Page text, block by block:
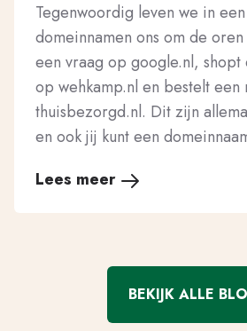
Tegenwoordig leven we in
domeinnamen ons om de
een vraag op google.nl, shopt
op wehkamp.nl en bestelt een
thuisbezorgd.nl. Dit zijn
en ook jij kunt een
Lees meer
BEKIJK ALLE